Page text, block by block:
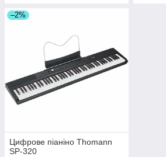
–2%
Цифрове піаніно Thomann
SP-320